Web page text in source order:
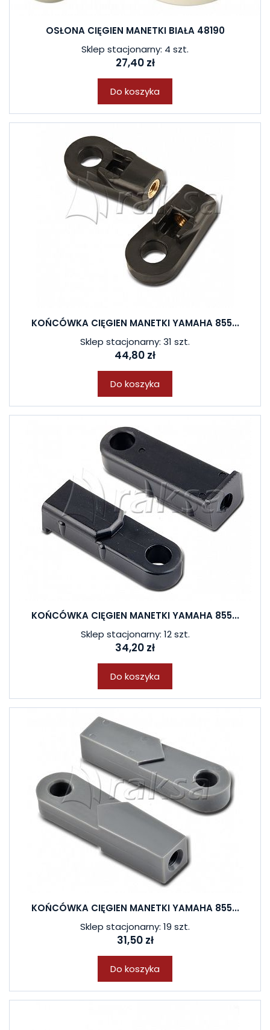
OSŁONA CIĘGIEN MANETKI BIAŁA 48190
Sklep stacjonarny: 4 szt.
27,40 zł
Do koszyka
KOŃCÓWKA CIĘGIEN MANETKI YAMAHA 855...
Sklep stacjonarny: 31 szt.
44,80 zł
Do koszyka
KOŃCÓWKA CIĘGIEN MANETKI YAMAHA 855...
Sklep stacjonarny: 12 szt.
34,20 zł
Do koszyka
KOŃCÓWKA CIĘGIEN MANETKI YAMAHA 855...
Sklep stacjonarny: 19 szt.
31,50 zł
Do koszyka